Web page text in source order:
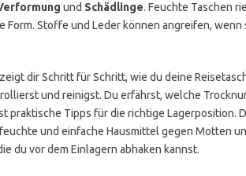
und Schädlinge. Feuchte Taschen
Form. Stoffe und Leder können angreifen,
dir Schritt für Schritt, wie du deine
und reinigst. Du erfährst, welche
praktische Tipps für die richtige Lagerposition.
und einfache Hausmittel gegen Motten
du vor dem Einlagern abhaken kannst.